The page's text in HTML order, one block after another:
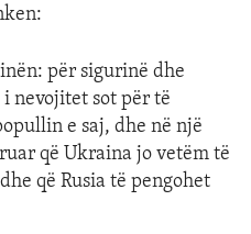
për sigurinë dhe
nevojitet sot për të
e saj, dhe në një
që Ukraina jo vetëm të
që Rusia të pengohet